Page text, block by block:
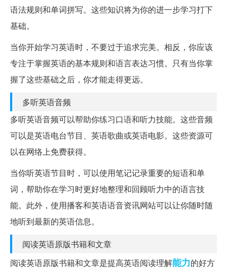
语法规则和单词拼写。这些知识将为你的进一步学习打下
基础。
当你开始学习英语时，不要过于追求完美。相反，你应该
专注于掌握英语的基本规则和语言表达习惯。只有当你掌
握了这些基础之后，你才能走得更远。
多听英语音频
多听英语音频可以帮助你练习口语和听力技能。这些音频
可以是英语电台节目、英语歌曲或英语电影。这些资源可
以在网络上免费获得。
当你听英语节目时，可以使用笔记记录重要的短语和单
词，帮助你在学习时更好地整理和回顾听力中的语言技
能。此外，使用播客和英语语音资讯网站可以让你随时随
地听到最新的英语信息。
阅读英语原版书籍和文章
阅读英语原版书籍和文章是提高英语阅读理解能力的好方